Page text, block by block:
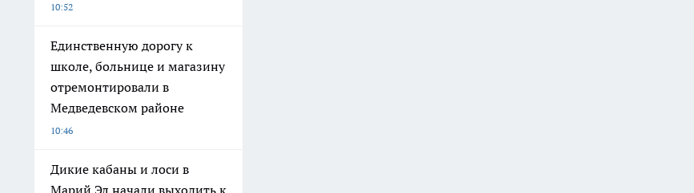
10:52
Единственную дорогу к
школе, больнице и магазину
отремонтировали в
Медведевском районе
10:46
Дикие кабаны и лоси в